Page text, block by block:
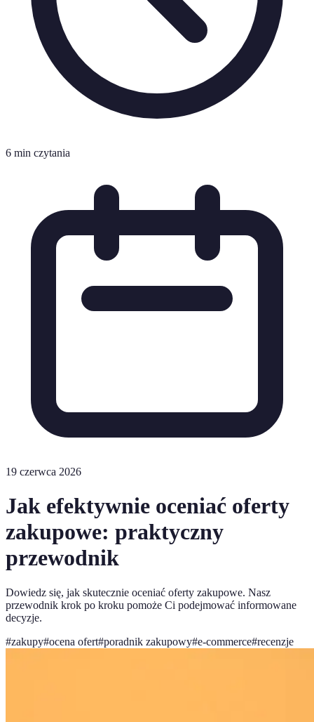
6 min czytania
19 czerwca 2026
Jak efektywnie oceniać oferty
zakupowe: praktyczny
przewodnik
Dowiedz się, jak skutecznie oceniać oferty zakupowe. Nasz
przewodnik krok po kroku pomoże Ci podejmować informowane
decyzje.
#zakupy#ocena ofert#poradnik zakupowy#e-commerce#recenzje